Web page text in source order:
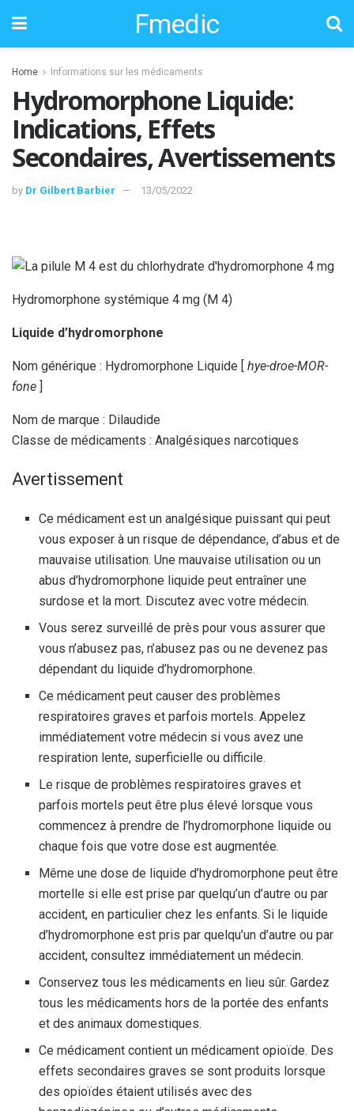
Fmedic
Home Informations sur les médicaments
Hydromorphone Liquide:
Indications, Effets
Secondaires, Avertissements
by Dr Gilbert Barbier 13/05/2022
Hydromorphone systémique 4 mg (M 4)
Liquide d’hydromorphone
Nom générique : Hydromorphone Liquide [ hye-droe-MOR-
fone ]
Nom de marque : Dilaudide
Classe de médicaments : Analgésiques narcotiques
Avertissement
Ce médicament est un analgésique puissant qui peut
vous exposer à un risque de dépendance, d’abus et de
mauvaise utilisation. Une mauvaise utilisation ou un
abus d’hydromorphone liquide peut entraîner une
surdose et la mort. Discutez avec votre médecin.
Vous serez surveillé de près pour vous assurer que
vous n’abusez pas, n’abusez pas ou ne devenez pas
dépendant du liquide d’hydromorphone.
Ce médicament peut causer des problèmes
respiratoires graves et parfois mortels. Appelez
immédiatement votre médecin si vous avez une
respiration lente, superficielle ou difficile.
Le risque de problèmes respiratoires graves et
parfois mortels peut être plus élevé lorsque vous
commencez à prendre de l’hydromorphone liquide ou
chaque fois que votre dose est augmentée.
Même une dose de liquide d’hydromorphone peut être
mortelle si elle est prise par quelqu’un d’autre ou par
accident, en particulier chez les enfants. Si le liquide
d’hydromorphone est pris par quelqu’un d’autre ou par
accident, consultez immédiatement un médecin.
Conservez tous les médicaments en lieu sûr. Gardez
tous les médicaments hors de la portée des enfants
et des animaux domestiques.
Ce médicament contient un médicament opioïde. Des
effets secondaires graves se sont produits lorsque
des opioïdes étaient utilisés avec des